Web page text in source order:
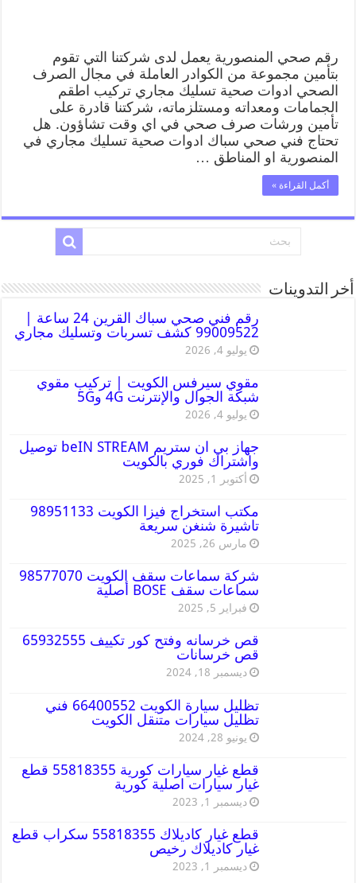
رقم صحي المنصورية يعمل لدى شركتنا التي تقوم
بتأمين مجموعة من الكوادر العاملة في مجال الصرف
الصحي ادوات صحية تسليك مجاري تركيب اطقم
الجمامات ومعداته ومستلزماته، شركتنا قادرة على
تأمين ورشات صرف صحي في اي وقت تشاؤون. هل
تحتاج فني صحي سباك ادوات صحية تسليك مجاري في
المنصورية او المناطق …
أكمل القراءة »
أخر التدوينات
رقم فني صحي سباك القرين 24 ساعة |
99009522 كشف تسربات وتسليك مجاري
يوليو 4, 2026
مقوي سيرفس الكويت | تركيب مقوي
شبكة الجوال والإنترنت 4G و5G
يوليو 4, 2026
جهاز بي ان ستريم beIN STREAM توصيل
واشتراك فوري بالكويت
أكتوبر 1, 2025
مكتب استخراج فيزا الكويت 98951133
تاشيرة شنغن سريعة
مارس 26, 2025
شركة سماعات سقف الكويت 98577070
سماعات سقف BOSE أصلية
فبراير 5, 2025
قص خرسانه وفتح كور تكييف 65932555
قص خرسانات
ديسمبر 18, 2024
تظليل سيارة الكويت 66400552 فني
تظليل سيارات متنقل الكويت
يونيو 28, 2024
قطع غيار سيارات كورية 55818355 قطع
غيار سيارات اصلية كورية
ديسمبر 1, 2023
قطع غيار كاديلاك 55818355 سكراب قطع
غيار كاديلاك رخيص
ديسمبر 1, 2023